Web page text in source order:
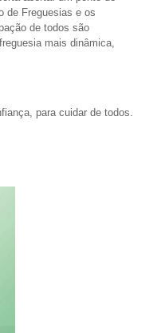
de Freguesias e os
de todos são
mais dinâmica,
para cuidar de todos.